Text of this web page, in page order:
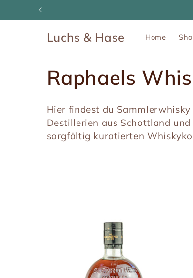
Inhalt
Luchs & Hase Home
K
a
t
Raphaels
Hier findest du
Destillerien aus Schottland
sorgfältig kuratierten